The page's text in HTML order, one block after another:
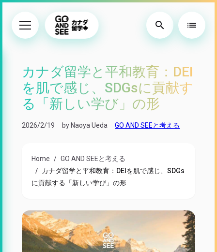
search list
カナダ留学と平和教育：DEI
を肌で感じ、SDGsに貢献す
る「新しい学び」の形
2026/2/19 by Naoya Ueda GO AND SEEと考える
Home
GO AND SEEと考える
カナダ留学と平和教育：DEIを肌で感じ、SDGs
に貢献する「新しい学び」の形